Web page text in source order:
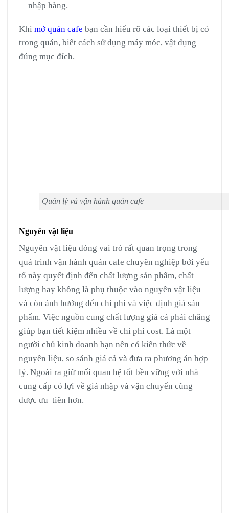
nhập hàng.
Khimở quán cafe bạn cần hiểu rõ các loại thiết bị có
trong quán, biết cách sử dụng máy móc, vật dụng
đúng mục đích.
Quản lý và vận hành quán cafe
Nguyên vật liệu
Nguyên vật liệu đóng vai trò rất quan trọng trong
quá trình vận hành quán cafe chuyên nghiệp bởi yếu
tố này quyết định đến chất lượng sản phẩm, chất
lượng hay không là phụ thuộc vào nguyên vật liệu
và còn ảnh hưởng đến chi phí và việc định giá sản
phẩm. Việc nguồn cung chất lượng giá cả phải chăng
giúp bạn tiết kiệm nhiều về chi phí cost. Là một
người chủ kinh doanh bạn nên có kiến thức về
nguyên liệu, so sánh giá cả và đưa ra phương án hợp
lý. Ngoài ra giữ mối quan hệ tốt bền vững với nhà
cung cấp có lợi về giá nhập và vận chuyển cũng
được ưu tiên hơn.